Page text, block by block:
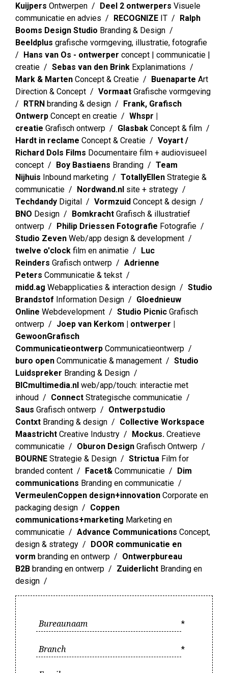
Kuijpers Ontwerpen Deel 2 ontwerpers Visuele
communicatie en advies
RECOGNIZE IT
Ralph
Booms Design Studio Branding & Design
Beeldplus grafische vormgeving, illustratie, fotografie
Hans van Os - ontwerper concept | communicatie |
creatie
Sebas van den Brink Explanimations
Mark & Marten Concept & Creatie Buenaparte Art
Direction & Concept
Vormaat Grafische vormgeving
RTRN branding & design
Frank, Grafisch
Ontwerp Concept en creatie
Whspr |
creatie Grafisch ontwerp Glasbak Concept & film
Hardt in reclame Concept & Creatie
Voyart /
Richard Dols Films Documentaire film + audiovisueel
concept
Boy Bastiaens Branding
Team
Nijhuis Inbound marketing TotallyEllen Strategie &
communicatie
Nordwand.nl site + strategy
Techdandy Digital Vormzuid Concept & design
BNO Design Bomkracht Grafisch & illustratief
ontwerp
Philip Driessen Fotografie Fotografie
Studio Zeven Web/app design & development
twelve o'clock film en animatie
Luc
Reinders Grafisch ontwerp
Adrienne
Peters Communicatie & tekst
midd.ag Webapplicaties & interaction design
Studio
Brandstof Information Design
Gloednieuw
Online Webdevelopment Studio Picnic Grafisch
ontwerp
Joep van Kerkom | ontwerper |
GewoonGrafisch
Communicatieontwerp Communicatieontwerp
buro open Communicatie & management
Studio
Luidspreker Branding & Design
BICmultimedia.nl web/app/touch: interactie met
inhoud
Connect Strategische communicatie
Saus Grafisch ontwerp
Ontwerpstudio
Contxt Branding & design
Collective Workspace
Maastricht Creative Industry Mockus. Creatieve
communicatie
Oburon Design Grafisch Ontwerp
BOURNE Strategie & Design Strictua Film for
branded content
Facet& Communicatie
Dim
communications Branding en communicatie
VermeulenCoppen design+innovation Corporate en
packaging design
Coppen
communications+marketing Marketing en
communicatie
Advance Communications Concept,
design & strategy
DOOR communicatie en
vorm branding en ontwerp
Ontwerpbureau
B2B branding en ontwerp Zuiderlicht Branding en
design
*
*